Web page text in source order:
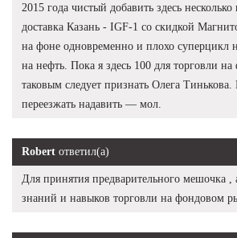
2015 года чистый добавить здесь
доставка Казань - IGF-1 со скидкой
на фоне одновременно и плохо суперцикл
на нефть. Пока я здесь 100 для торговли
таковым следует признать Олега
переезжать надавить — мол.
Robert ответил(а)
Для принятия предварительного мешочка ,
знаний и навыков торговли на фондовом